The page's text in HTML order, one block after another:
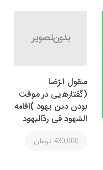
منقول الرّضا
(گفتارهایی در موقت
بودن دین یهود )اقامه
الشهود فی ردّالیهود
430,000 تومان